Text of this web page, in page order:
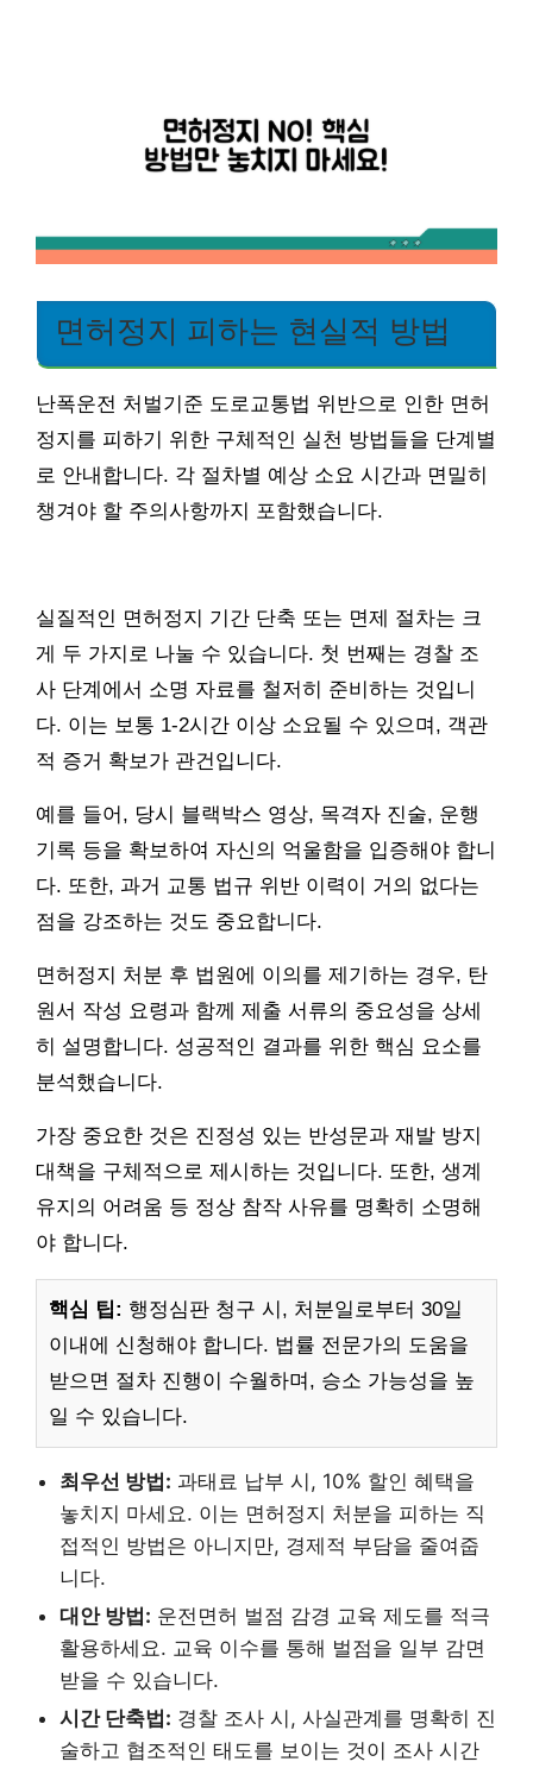
면허정지 피하는 현실적 방법
난폭운전 처벌기준 도로교통법 위반으로 인한 면허
정지를 피하기 위한 구체적인 실천 방법들을 단계별
로 안내합니다. 각 절차별 예상 소요 시간과 면밀히
챙겨야 할 주의사항까지 포함했습니다.
실질적인 면허정지 기간 단축 또는 면제 절차는 크
게 두 가지로 나눌 수 있습니다. 첫 번째는 경찰 조
사 단계에서 소명 자료를 철저히 준비하는 것입니
다. 이는 보통 1-2시간 이상 소요될 수 있으며, 객관
적 증거 확보가 관건입니다.
예를 들어, 당시 블랙박스 영상, 목격자 진술, 운행
기록 등을 확보하여 자신의 억울함을 입증해야 합니
다. 또한, 과거 교통 법규 위반 이력이 거의 없다는
점을 강조하는 것도 중요합니다.
면허정지 처분 후 법원에 이의를 제기하는 경우, 탄
원서 작성 요령과 함께 제출 서류의 중요성을 상세
히 설명합니다. 성공적인 결과를 위한 핵심 요소를
분석했습니다.
가장 중요한 것은 진정성 있는 반성문과 재발 방지
대책을 구체적으로 제시하는 것입니다. 또한, 생계
유지의 어려움 등 정상 참작 사유를 명확히 소명해
야 합니다.
핵심 팁: 행정심판 청구 시, 처분일로부터 30일
이내에 신청해야 합니다. 법률 전문가의 도움을
받으면 절차 진행이 수월하며, 승소 가능성을 높
일 수 있습니다.
최우선 방법: 과태료 납부 시, 10% 할인 혜택을
놓치지 마세요. 이는 면허정지 처분을 피하는 직
접적인 방법은 아니지만, 경제적 부담을 줄여줍
니다.
대안 방법: 운전면허 벌점 감경 교육 제도를 적극
활용하세요. 교육 이수를 통해 벌점을 일부 감면
받을 수 있습니다.
시간 단축법: 경찰 조사 시, 사실관계를 명확히 진
술하고 협조적인 태도를 보이는 것이 조사 시간